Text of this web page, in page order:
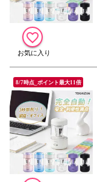
8/7時点_ポイント最大11倍